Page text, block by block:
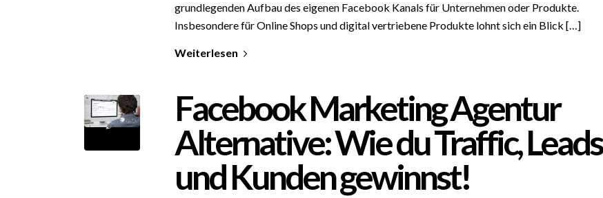
grundlegenden Aufbau des eigenen Facebook Kanals für Unternehmen oder Produkte.
Insbesondere für Online Shops und digital vertriebene Produkte lohnt sich ein Blick […]
Weiterlesen
Facebook Marketing Agentur
Alternative: Wie du Traffic, Leads
und Kunden gewinnst!